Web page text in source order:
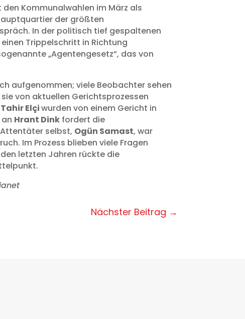
Kommunalwahlen im März als
der größten
In der politisch tief gespaltenen
Trippelschritt in Richtung
„Agentengesetz“, das von
aufgenommen; viele Beobachter sehen
von aktuellen Gerichtsprozessen
Tahir Elçiwurden von einem Gericht in
Hrant Dink fordert die
selbst, Ogün Samast, war
Im Prozess blieben viele Fragen
letzten Jahren rückte die
Nächster Beitrag →